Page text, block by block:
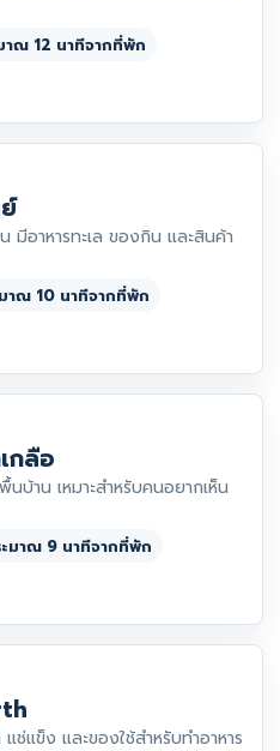
าณ 12 นาทีจากที่พัก
อาหารทะเล ของกิน และสินค้า
าณ 10 นาทีจากที่พัก
กลือ
นบ้าน เหมาะสำหรับคนอยากเห็น
ะมาณ 9 นาทีจากที่พัก
แข็ง และของใช้สำหรับทำอาหาร